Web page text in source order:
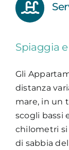
Spiaggia
Gli
distanza
mare, in un
scogli bassi
chilometri
di sabbia